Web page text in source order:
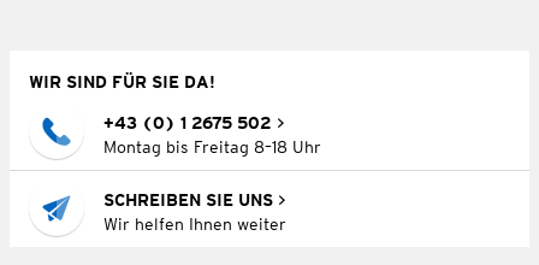
WIR SIND FÜR SIE DA!
+43 (0) 1 2675 502
Montag bis Freitag 8–18 Uhr
SCHREIBEN SIE UNS
Wir helfen Ihnen weiter